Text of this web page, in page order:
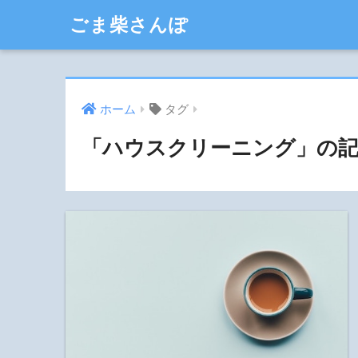
ごま柴さんぽ
ホーム タグ
「ハウスクリーニング」の